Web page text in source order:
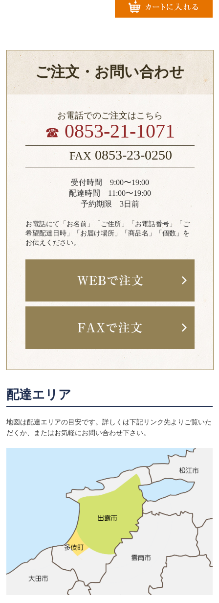
ご注文・お問い合わせ
お電話でのご注文はこちら
☎ 0853-21-1071
FAX 0853-23-0250
受付時間 9:00〜19:00
配達時間 11:00〜19:00
予約期限 3日前
お電話にて「お名前」「ご住所」「お電話番号」「ご
希望配達日時」「お届け場所」「商品名」「個数」を
お伝えください。
配達エリア
地図は配達エリアの目安です。詳しくは下記リンク先よりご覧いた
だくか、またはお気軽にお問い合わせ下さい。